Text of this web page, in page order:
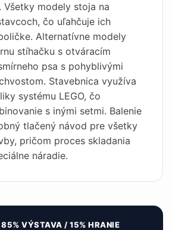
Všetky modely stoja na
čo uľahčuje ich
Alternatívne modely
stíhačku s otváracím
psa s pohyblivými
Stavebnica využíva
systému LEGO, čo
s inými setmi. Balenie
tlačený návod pre všetky
pričom proces skladania
náradie.
VÝSTAVA / 15% HRANIE